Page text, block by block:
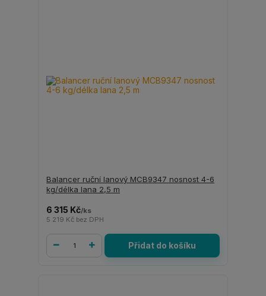
Balancer ruční lanový MCB9347 nosnost 4-6
kg/délka lana 2,5 m
6 315 Kč/ks
5 219 Kč bez DPH
Přidat do košíku